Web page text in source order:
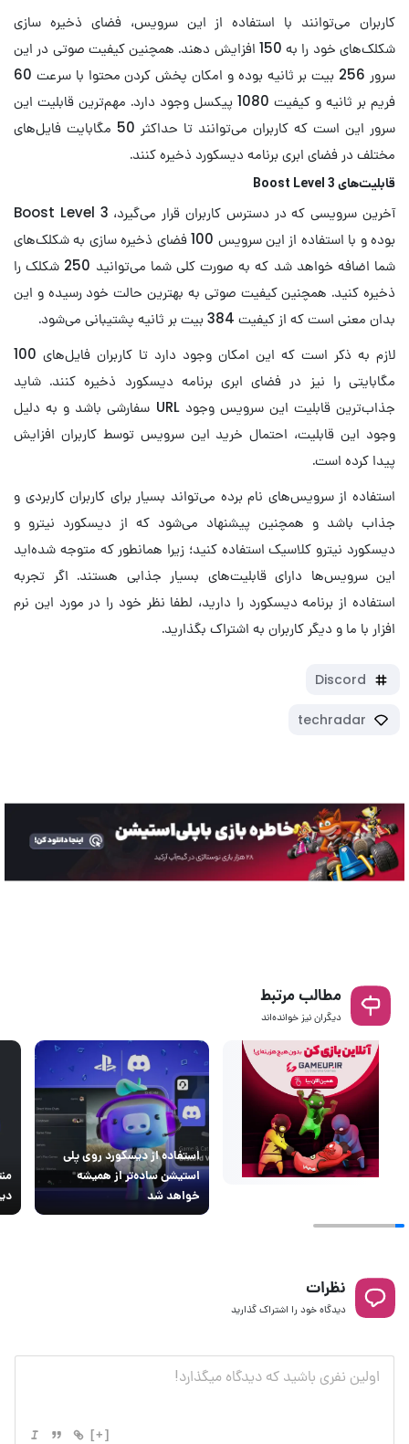
کاربران می‌توانند با استفاده از این سرویس، فضای ذخیره سازی
شکلک‌های خود را به 150 افزایش دهند. همچنین کیفیت صوتی در این
سرور 256 بیت بر ثانیه بوده و امکان پخش کردن محتوا با سرعت 60
فریم بر ثانیه و کیفیت 1080 پیکسل وجود دارد. مهم‌ترین قابلیت این
سرور این است که کاربران می‌توانند تا حداکثر 50 مگابایت فایل‌های
مختلف در فضای ابری برنامه دیسکورد ذخیره کنند.
قابلیت‌های Boost Level 3
آخرین سرویسی که در دسترس کاربران قرار می‌گیرد، Boost Level 3
بوده و با استفاده از این سرویس 100 فضای ذخیره سازی به شکلک‌های
شما اضافه خواهد شد که به صورت کلی شما می‌توانید 250 شکلک را
ذخیره کنید. همچنین کیفیت صوتی به بهترین حالت خود رسیده و این
بدان معنی است که از کیفیت 384 بیت بر ثانیه پشتیبانی می‌شود.
لازم به ذکر است که این امکان وجود دارد تا کاربران فایل‌های 100
مگابایتی را نیز در فضای ابری برنامه دیسکورد ذخیره کنند. شاید
جذاب‌ترین قابلیت این سرویس وجود URL سفارشی باشد و به دلیل
وجود این قابلیت، احتمال خرید این سرویس توسط کاربران افزایش
پیدا کرده است.
استفاده از سرویس‌های نام برده می‌تواند بسیار برای کاربران کاربردی و
جذاب باشد و همچنین پیشنهاد می‌شود که از دیسکورد نیترو و
دیسکورد نیترو کلاسیک استفاده کنید؛ زیرا همانطور که متوجه شده‌اید
این سرویس‌ها دارای قابلیت‌های بسیار جذابی هستند. اگر تجربه
استفاده از برنامه دیسکورد را دارید، لطفا نظر خود را در مورد این نرم
افزار با ما و دیگر کاربران به اشتراک بگذارید.
Discord
techradar
مطالب مرتبط
دیگران نیز خوانده‌اند
استفاده از دیسکورد روی پلی
استیشن ساده‌تر از همیشه
خواهد شد
نظرات
دیدگاه خود را اشتراک گذارید
[+]